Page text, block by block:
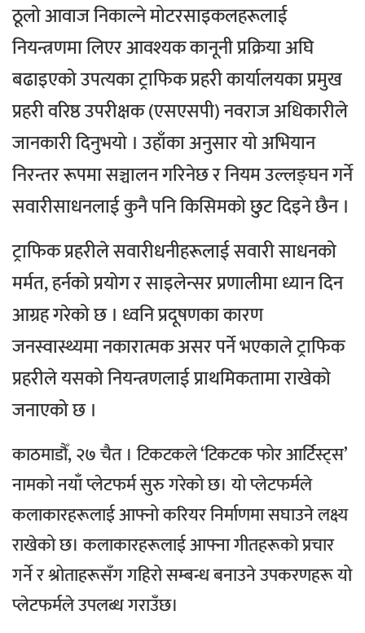
ठूलो आवाज निकाल्ने मोटरसाइकलहरूलाई
नियन्त्रणमा लिएर आवश्यक कानूनी प्रक्रिया अघि
बढाइएको उपत्यका ट्राफिक प्रहरी कार्यालयका प्रमुख
प्रहरी वरिष्ठ उपरीक्षक (एसएसपी) नवराज अधिकारीले
जानकारी दिनुभयो । उहाँका अनुसार यो अभियान
निरन्तर रूपमा सञ्चालन गरिनेछ र नियम उल्लङ्घन गर्ने
सवारीसाधनलाई कुनै पनि किसिमको छुट दिइने छैन ।
ट्राफिक प्रहरीले सवारीधनीहरूलाई सवारी साधनको
मर्मत, हर्नको प्रयोग र साइलेन्सर प्रणालीमा ध्यान दिन
आग्रह गरेको छ । ध्वनि प्रदूषणका कारण
जनस्वास्थ्यमा नकारात्मक असर पर्ने भएकाले ट्राफिक
प्रहरीले यसको नियन्त्रणलाई प्राथमिकतामा राखेको
जनाएको छ ।
काठमाडौँ, २७ चैत । टिकटकले ‘टिकटक फोर आर्टिस्ट्स’
नामको नयाँ प्लेटफर्म सुरु गरेको छ। यो प्लेटफर्मले
कलाकारहरूलाई आफ्नो करियर निर्माणमा सघाउने लक्ष्य
राखेको छ। कलाकारहरूलाई आफ्ना गीतहरूको प्रचार
गर्ने र श्रोताहरूसँग गहिरो सम्बन्ध बनाउने उपकरणहरू यो
प्लेटफर्मले उपलब्ध गराउँछ।